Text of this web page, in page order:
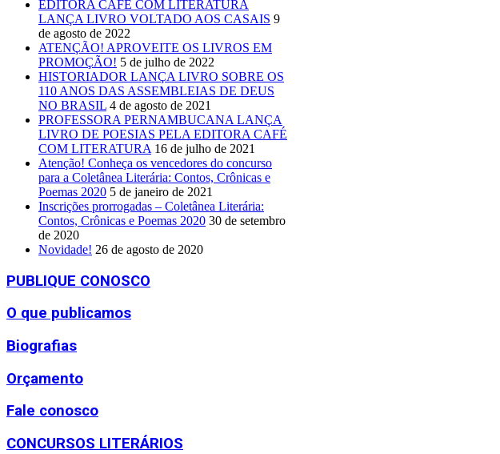
EDITORA CAFÉ COM LITERATURA
LANÇA LIVRO VOLTADO AOS CASAIS 9
de agosto de 2022
ATENÇÃO! APROVEITE OS LIVROS EM
PROMOÇÃO! 5 de julho de 2022
HISTORIADOR LANÇA LIVRO SOBRE OS
110 ANOS DAS ASSEMBLEIAS DE DEUS
NO BRASIL 4 de agosto de 2021
PROFESSORA PERNAMBUCANA LANÇA
LIVRO DE POESIAS PELA EDITORA CAFÉ
COM LITERATURA 16 de julho de 2021
Atenção! Conheça os vencedores do concurso
para a Coletânea Literária: Contos, Crônicas e
Poemas 2020 5 de janeiro de 2021
Inscrições prorrogadas – Coletânea Literária:
Contos, Crônicas e Poemas 2020 30 de setembro
de 2020
Novidade! 26 de agosto de 2020
PUBLIQUE CONOSCO
O que publicamos
Biografias
Orçamento
Fale conosco
CONCURSOS LITERÁRIOS